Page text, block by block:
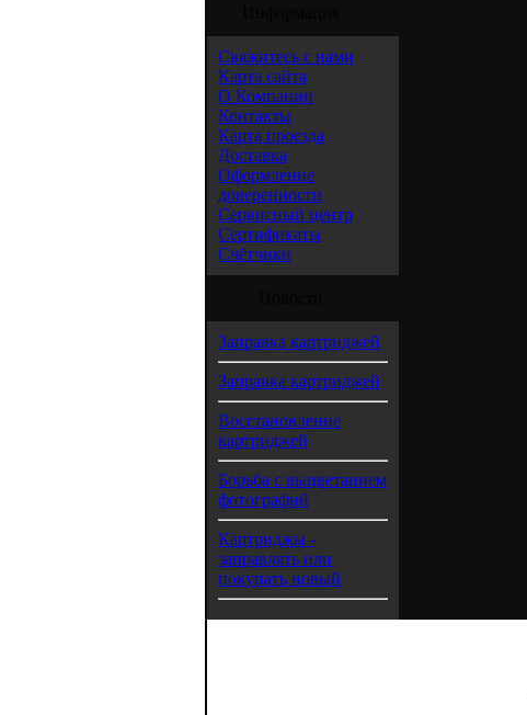
Свяжитесь с нами
Карта сайта
О Компании
Контакты
Карта проезда
Доставка
Оформление
доверенности
Сервисный центр
Сертификаты
Счётчики
Заправка картриджей
Заправка картриджей
Восстановление
картриджей
Борьба с выцветанием
фотографий
Картриджы -
заправлять или
покупать новый